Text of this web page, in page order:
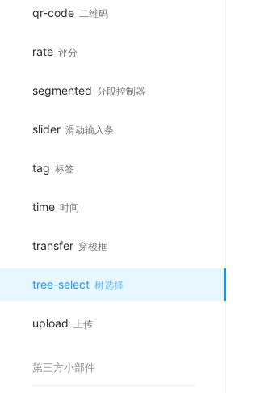
qr-code 二维码
rate 评分
segmented 分段控制器
slider 滑动输入条
tag 标签
time 时间
transfer 穿梭框
tree-select 树选择
upload 上传
第三方小部件